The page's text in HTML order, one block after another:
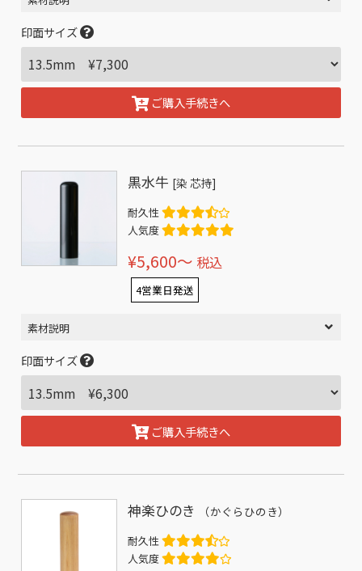
印面サイズ
ご購入手続きへ
黒水牛 [染 芯持]
耐久性
人気度
¥5,600〜 税込
4営業日発送
素材説明
印面サイズ
ご購入手続きへ
神楽ひのき （かぐらひのき）
耐久性
人気度